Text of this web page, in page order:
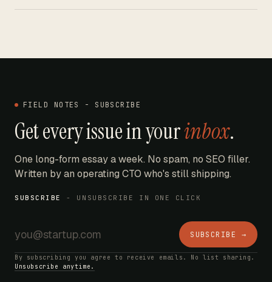
FIELD NOTES - SUBSCRIBE
Get every issue in yourinbox.
One long-form essay a week. No spam, no SEO filler.
Written by an operating CTO who's still shipping.
SUBSCRIBE - UNSUBSCRIBE IN ONE CLICK
SUBSCRIBE →
By subscribing you agree to receive emails. No list sharing.
Unsubscribe anytime.